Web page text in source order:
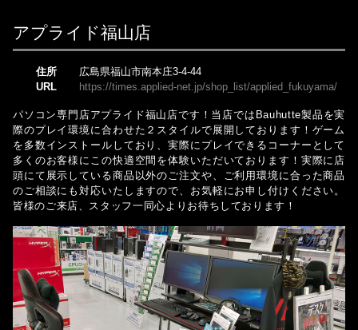
アプライド福山店
住所
広島県福山市南本庄3-4-44
URL
https://times.applied-net.jp/shop_list/applied_fukuyama/
パソコン専門店アプライド福山店です！当店ではBauhutte製品を実
際のプレイ環境に合わせた２スタイルで展開しております！ゲーム
を多数インストールしており、実際にプレイできるコーナーとして
多くのお客様にこの快適空間を体験いただいております！実際に店
頭にて展示している商品以外のご注文や、ご利用環境に合った商品
のご相談にも対応いたしますので、お気軽にお申し付けください。
皆様のご来店、スタッフ一同心よりお待ちしております！